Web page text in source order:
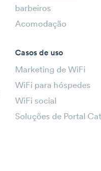
barbeiros
Acomodação
Casos de uso
Marketing de WiFi
WiFi para hóspedes
WiFi social
Soluções de Portal